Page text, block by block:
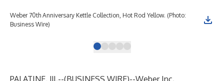
Weber 70th Anniversary Kettle Collection, Hot Rod Yellow. (Photo:
Business Wire)
PALATINE, Ill.--(BUSINESS WIRE)--Weber Inc.